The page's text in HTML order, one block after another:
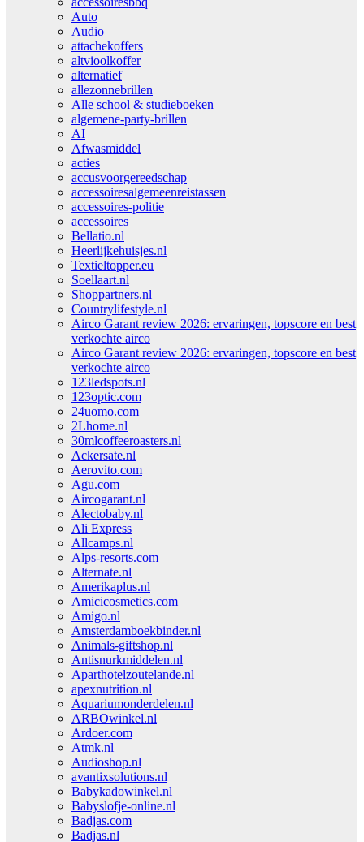
Auto
Audio
attachekoffers
altvioolkoffer
alternatief
allezonnebrillen
Alle school & studieboeken
algemene-party-brillen
AI
Afwasmiddel
acties
accusvoorgereedschap
accessoiresalgemeenreistassen
accessoires-politie
accessoires
Bellatio.nl
Heerlijkehuisjes.nl
Textieltopper.eu
Soellaart.nl
Shoppartners.nl
Countrylifestyle.nl
Airco Garant review 2026: ervaringen, topscore en best
verkochte airco
Airco Garant review 2026: ervaringen, topscore en best
verkochte airco
123ledspots.nl
123optic.com
24uomo.com
2Lhome.nl
30mlcoffeeroasters.nl
Ackersate.nl
Aerovito.com
Agu.com
Aircogarant.nl
Alectobaby.nl
Ali Express
Allcamps.nl
Alps-resorts.com
Alternate.nl
Amerikaplus.nl
Amicicosmetics.com
Amigo.nl
Amsterdamboekbinder.nl
Animals-giftshop.nl
Antisnurkmiddelen.nl
Aparthotelzoutelande.nl
apexnutrition.nl
Aquariumonderdelen.nl
ARBOwinkel.nl
Ardoer.com
Atmk.nl
Audioshop.nl
avantixsolutions.nl
Babykadowinkel.nl
Babyslofje-online.nl
Badjas.com
Badjas.nl